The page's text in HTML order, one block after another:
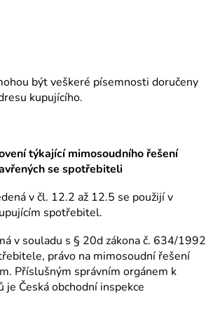
být veškeré písemnosti doručeny
kupujícího.
týkající mimosoudního řešení
se spotřebiteli
v čl. 12.2 až 12.5 se použijí v
spotřebitel.
v souladu s § 20d zákona č. 634/1992
právo na mimosoudní řešení
Příslušným správním orgánem k
Česká obchodní inspekce